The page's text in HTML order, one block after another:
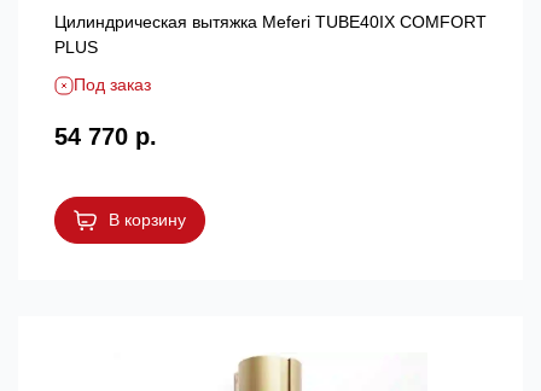
Цилиндрическая вытяжка Meferi TUBE40IX COMFORT
PLUS
Под заказ
54 770 р.
В корзину